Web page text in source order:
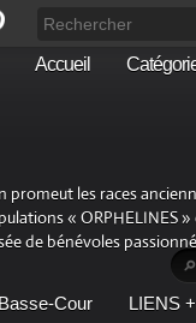
Accueil
promeut les races
« ORPHELINES »
de bénévoles
Basse-Cour LIENS